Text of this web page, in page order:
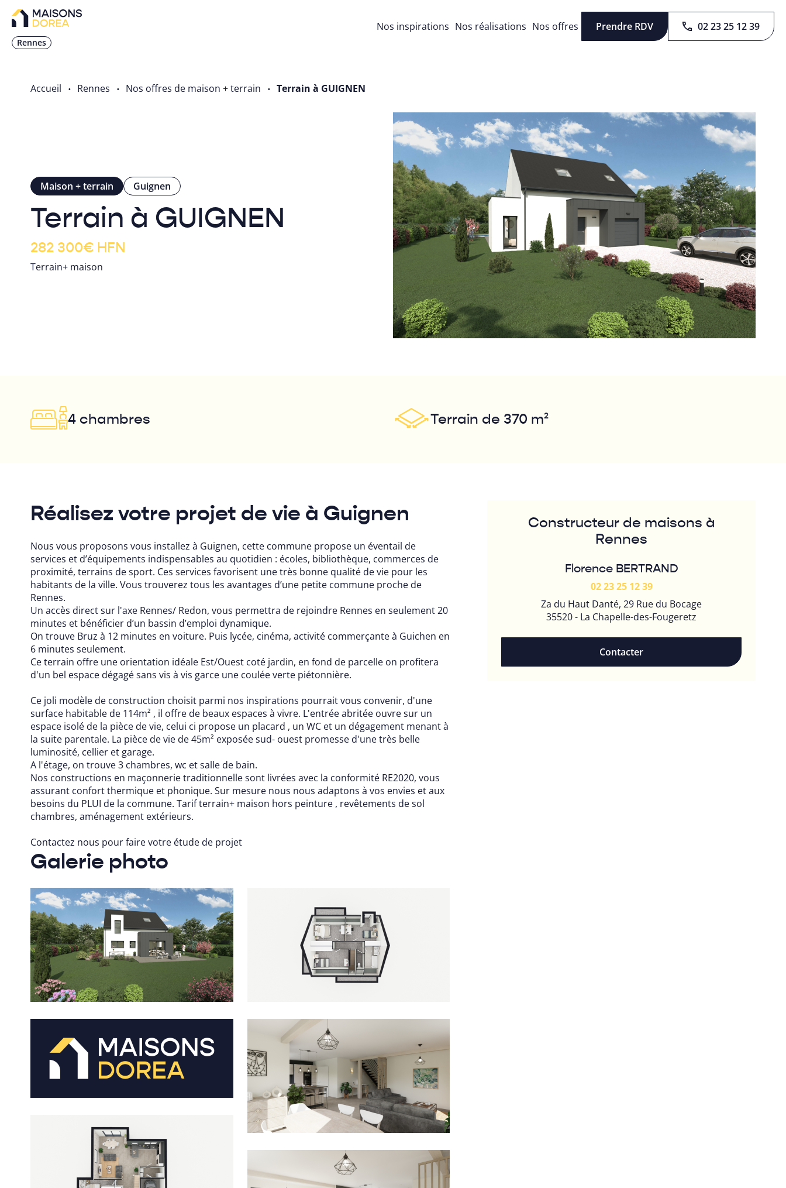
Rennes
Nos inspirations Nos réalisations Nos offres Prendre RDV 02 23 25 12 39
Accueil Rennes Nos offres de maison + terrain Terrain à GUIGNEN
Terrain à GUIGNEN
Maison + terrain Guignen
282 300€ HFN
Terrain+ maison
4 chambres Terrain de 370 m²
Réalisez votre projet de vie à Guignen
Nous vous proposons vous installez à Guignen, cette commune propose un éventail de
services et d’équipements indispensables au quotidien : écoles, bibliothèque, commerces de
proximité, terrains de sport. Ces services favorisent une très bonne qualité de vie pour les
habitants de la ville. Vous trouverez tous les avantages d’une petite commune proche de
Rennes.
Un accès direct sur l'axe Rennes/ Redon, vous permettra de rejoindre Rennes en seulement 20
minutes et bénéficier d’un bassin d’emploi dynamique.
On trouve Bruz à 12 minutes en voiture. Puis lycée, cinéma, activité commerçante à Guichen en
6 minutes seulement.
Ce terrain offre une orientation idéale Est/Ouest coté jardin, en fond de parcelle on profitera
d'un bel espace dégagé sans vis à vis garce une coulée verte piétonnière.
Ce joli modèle de construction choisit parmi nos inspirations pourrait vous convenir, d'une
surface habitable de 114m² , il offre de beaux espaces à vivre. L'entrée abritée ouvre sur un
espace isolé de la pièce de vie, celui ci propose un placard , un WC et un dégagement menant à
la suite parentale. La pièce de vie de 45m² exposée sud- ouest promesse d'une très belle
luminosité, cellier et garage.
A l'étage, on trouve 3 chambres, wc et salle de bain.
Nos constructions en maçonnerie traditionnelle sont livrées avec la conformité RE2020, vous
assurant confort thermique et phonique. Sur mesure nous nous adaptons à vos envies et aux
besoins du PLUI de la commune. Tarif terrain+ maison hors peinture , revêtements de sol
chambres, aménagement extérieurs.
Contactez nous pour faire votre étude de projet
Galerie photo
Constructeur de maisons à
Rennes
Florence BERTRAND
02 23 25 12 39
Za du Haut Danté, 29 Rue du Bocage
35520 - La Chapelle-des-Fougeretz
Contacter